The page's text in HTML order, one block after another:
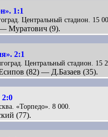
1:1
Центральный стадион. 15
Муратович (9).
2:1
Центральный стадион. 15
(82) — Д.Базаев (35).
«Торпедо». 8 000.
(77).